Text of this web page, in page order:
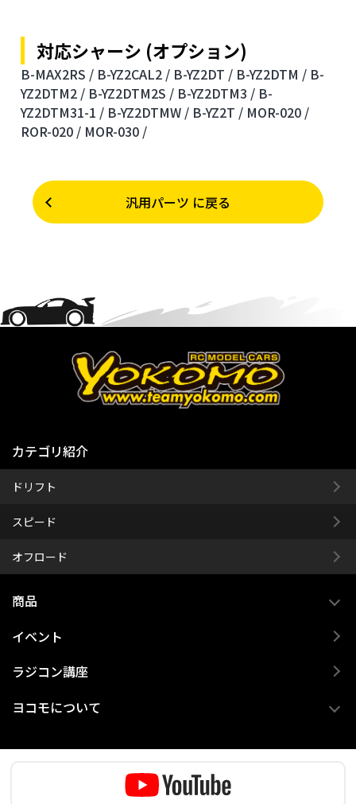
対応シャーシ (オプション)
B-MAX2RS / B-YZ2CAL2 / B-YZ2DT / B-YZ2DTM / B-
YZ2DTM2 / B-YZ2DTM2S / B-YZ2DTM3 / B-
YZ2DTM31-1 / B-YZ2DTMW / B-YZ2T / MOR-020 /
ROR-020 / MOR-030 /
汎用パーツ に戻る
カテゴリ紹介
ドリフト
スピード
オフロード
商品
イベント
ラジコン講座
ヨコモについて